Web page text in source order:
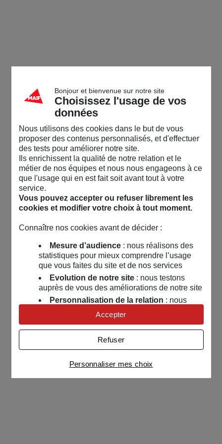
Bonjour et bienvenue sur notre site
Choisissez l'usage de vos
données
Nous utilisons des cookies dans le but de vous
proposer des contenus personnalisés, et d'effectuer
des tests pour améliorer notre site.
Ils enrichissent la qualité de notre relation et le
métier de nos équipes et nous nous engageons à ce
que l'usage qui en est fait soit avant tout à votre
service.
Vous pouvez accepter ou refuser librement les
cookies et modifier votre choix à tout moment.
Connaître nos cookies avant de décider :
Mesure d’audience: nous réalisons des
statistiques pour mieux comprendre l’usage
que vous faites du site et de nos services
Evolution de notre site: nous testons
auprès de vous des améliorations de notre site
Personnalisation de la relation : nous
nous servons de cookies pour adapter nos
contenus et personnaliser nos offres
Univers publicitaire: nous utilisons avec
nos partenaires des cookies pour afficher des
publicités personnalisées
Connaître notre politique cookies et la liste de nos
partenaires
Personnaliser mes choix
Refuser
Accepter